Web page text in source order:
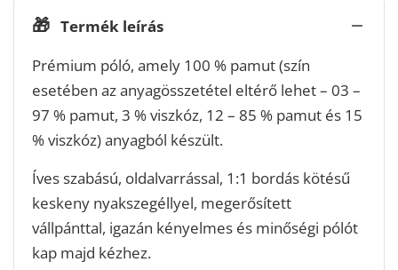
🎁 Termék leírás
Prémium póló, amely 100 % pamut (szín
esetében az anyagösszetétel eltérő lehet – 03 –
97 % pamut, 3 % viszkóz, 12 – 85 % pamut és 15
% viszkóz) anyagból készült.
Íves szabású, oldalvarrással, 1:1 bordás kötésű
keskeny nyakszegéllyel, megerősített
vállpánttal, igazán kényelmes és minőségi pólót
kap majd kézhez.